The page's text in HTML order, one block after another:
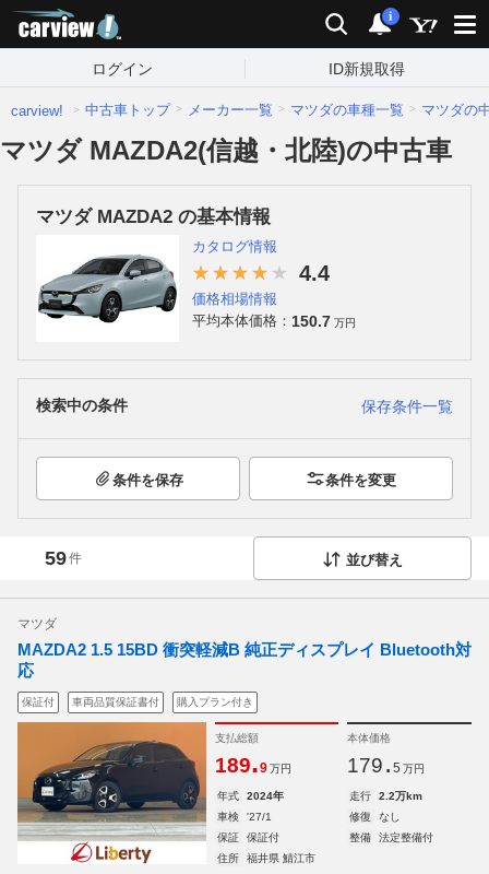
検索 通知
i
ログイン ID新規取得
carview! 中古車トップ メーカー一覧 マツダの車種一覧 マツダの
マツダ MAZDA2(信越・北陸)の中古車
マツダ MAZDA2 の基本情報
カタログ情報
4.4
価格相場情報
平均本体価格： 150.7 万円
検索中の条件 保存条件一覧
条件を保存 条件を変更
59件 並び替え
マツダ
MAZDA2 1.5 15BD 衝突軽減B 純正ディスプレイ Bluetooth対
応
保証付 車両品質保証書付 購入プラン付き
支払総額
189.9 万円
本体価格
179. 5 万円
年式 2024年 走行
2.2万km
車検
'27/1 修復
なし
保証
保証付 整備
法定整備付
住所
福井県 鯖江市